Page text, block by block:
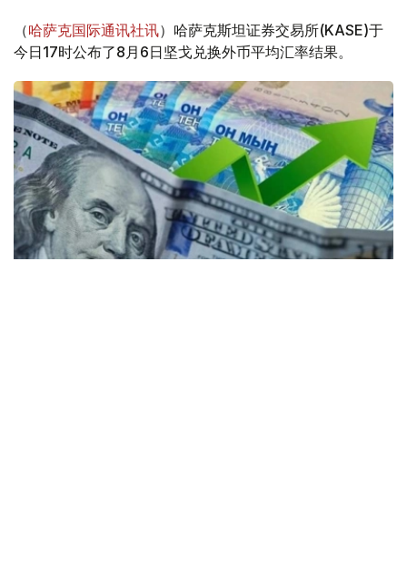
（哈萨克国际通讯社讯）哈萨克斯坦证券交易所(KASE)于
今日17时公布了8月6日坚戈兑换外币平均汇率结果。